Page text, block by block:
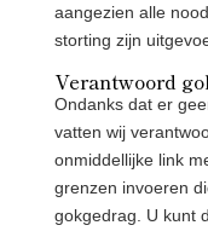
aangezien alle
storting zijn
Verantwoord
Ondanks dat er
vatten wij
onmiddellijke link
grenzen invoeren
gokgedrag. U kunt